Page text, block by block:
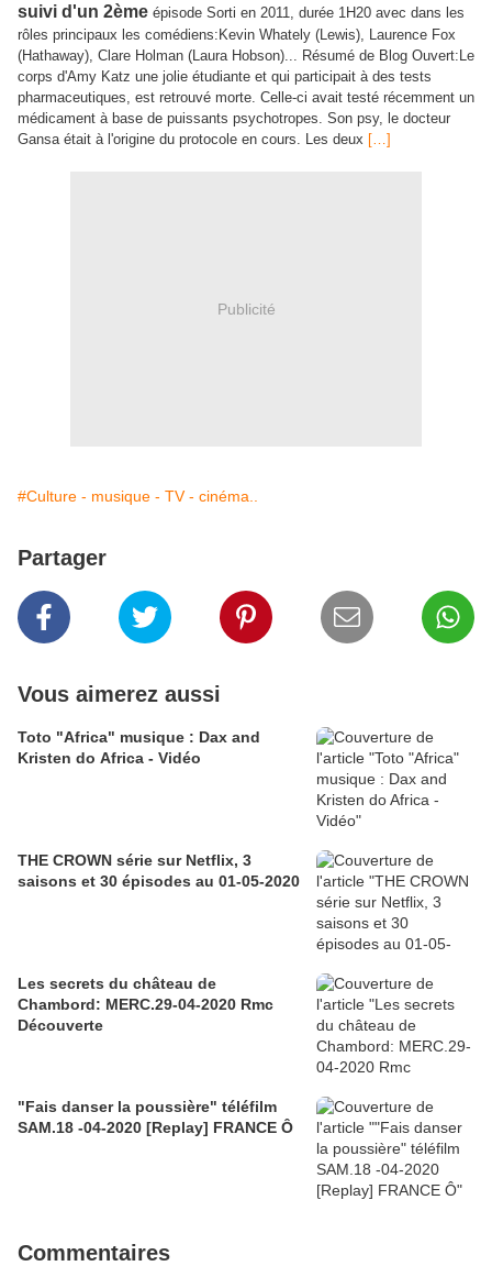
suivi d'un 2ème épisode Sorti en 2011, durée 1H20 avec dans les
rôles principaux les comédiens:Kevin Whately (Lewis), Laurence Fox
(Hathaway), Clare Holman (Laura Hobson)... Résumé de Blog Ouvert:Le
corps d'Amy Katz une jolie étudiante et qui participait à des tests
pharmaceutiques, est retrouvé morte. Celle-ci avait testé récemment un
médicament à base de puissants psychotropes. Son psy, le docteur
Gansa était à l'origine du protocole en cours. Les deux […]
Publicité
#Culture - musique - TV - cinéma..
Partager
Vous aimerez aussi
Toto "Africa" musique : Dax and
Kristen do Africa - Vidéo
THE CROWN série sur Netflix, 3
saisons et 30 épisodes au 01-05-2020
Les secrets du château de
Chambord: MERC.29-04-2020 Rmc
Découverte
"Fais danser la poussière" téléfilm
SAM.18 -04-2020 [Replay] FRANCE Ô
Commentaires